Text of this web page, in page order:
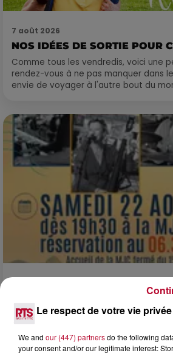
7 août 2026
NOS IDÉES DE SORTIE POUR
Comme tous les vendredis, voici une
rendez-vous à ne pas manquer dans
envie de voyager à l'autre bout du
Le respect de votre vie
We and our (447) partnersdo the following
your consent and/or our legitimate interest: